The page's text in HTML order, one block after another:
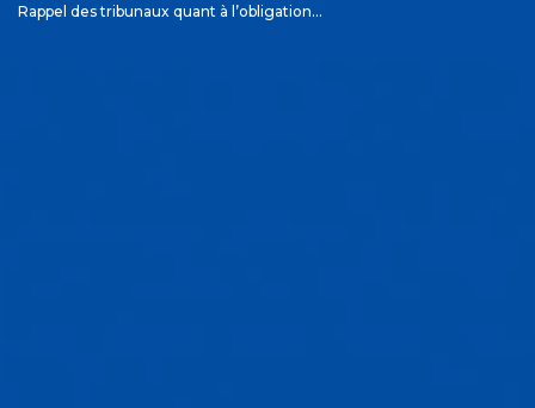
Rappel des tribunaux quant à l’obligation…